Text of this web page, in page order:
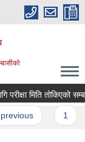
मिति तोकिएको